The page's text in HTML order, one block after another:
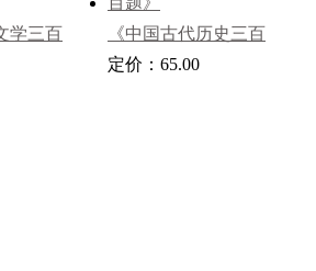
学三百
《中国古代历史三百
题》
定价：65.00